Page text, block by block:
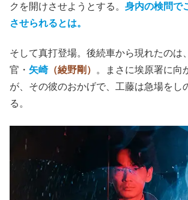
クを開けさせようとする。 身内の検問で
させられるとは。
そして真打登場。後続車から現れたのは
官・ 矢崎（綾野剛）
。まさに埃原署に向
が、その彼のおかげで、工藤は急場をし
る。